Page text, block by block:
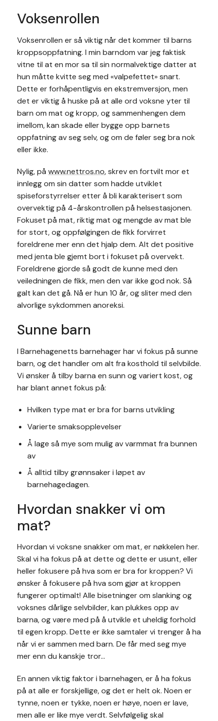
Voksenrollen
Voksenrollen er så viktig når det kommer til barns
kroppsoppfatning. I min barndom var jeg faktisk
vitne til at en mor sa til sin normalvektige datter at
hun måtte kvitte seg med «valpefettet» snart.
Dette er forhåpentligvis en ekstremversjon, men
det er viktig å huske på at alle ord voksne yter til
barn om mat og kropp, og sammenhengen dem
imellom, kan skade eller bygge opp barnets
oppfatning av seg selv, og om de føler seg bra nok
eller ikke.
Nylig, på www.nettros.no, skrev en fortvilt mor et
innlegg om sin datter som hadde utviklet
spiseforstyrrelser etter å bli karakterisert som
overvektig på 4-årskontrollen på helsestasjonen.
Fokuset på mat, riktig mat og mengde av mat ble
for stort, og oppfølgingen de fikk forvirret
foreldrene mer enn det hjalp dem. Alt det positive
med jenta ble gjemt bort i fokuset på overvekt.
Foreldrene gjorde så godt de kunne med den
veiledningen de fikk, men den var ikke god nok. Så
galt kan det gå. Nå er hun 10 år, og sliter med den
alvorlige sykdommen anoreksi.
Sunne barn
I Barnehagenetts barnehager har vi fokus på sunne
barn, og det handler om alt fra kosthold til selvbilde.
Vi ønsker å tilby barna en sunn og variert kost, og
har blant annet fokus på:
Hvilken type mat er bra for barns utvikling
Varierte smaksopplevelser
Å lage så mye som mulig av varmmat fra bunnen
av
Å alltid tilby grønnsaker i løpet av
barnehagedagen.
Hvordan snakker vi om
mat?
Hvordan vi voksne snakker om mat, er nøkkelen her.
Skal vi ha fokus på at dette og dette er usunt, eller
heller fokusere på hva som er bra for kroppen? Vi
ønsker å fokusere på hva som gjør at kroppen
fungerer optimalt! Alle bisetninger om slanking og
voksnes dårlige selvbilder, kan plukkes opp av
barna, og være med på å utvikle et uheldig forhold
til egen kropp. Dette er ikke samtaler vi trenger å ha
når vi er sammen med barn. De får med seg mye
mer enn du kanskje tror…
En annen viktig faktor i barnehagen, er å ha fokus
på at alle er forskjellige, og det er helt ok. Noen er
tynne, noen er tykke, noen er høye, noen er lave,
men alle er like mye verdt. Selvfølgelig skal